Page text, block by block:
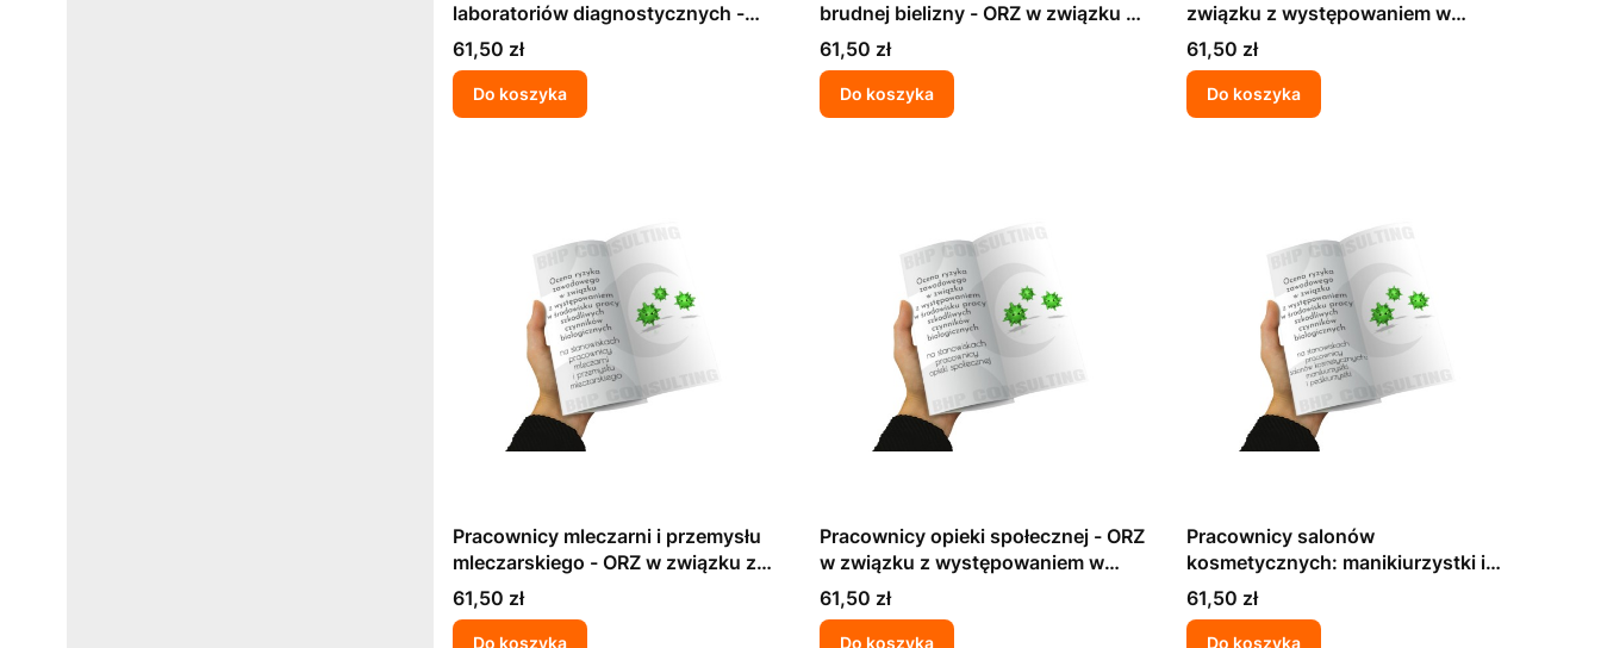
laboratoriów diagnostycznych -
ORZ w związku z występowaniem w
środowisku pracy szkodliwych
czynników biologicznych
Cena
61,50 zł
Do koszyka
brudnej bielizny - ORZ w związku z
występowaniem w środowisku
pracy szkodliwych czynników
biologicznych
Cena
61,50 zł
Do koszyka
związku z występowaniem w
środowisku pracy szkodliwych
czynników biologicznych
Cena
61,50 zł
Do koszyka
Pracownicy mleczarni i przemysłu
mleczarskiego - ORZ w związku z
występowaniem w środowisku
pracy szkodliwych czynników
biologicznych
Cena
61,50 zł
Do koszyka
Pracownicy opieki społecznej - ORZ
w związku z występowaniem w
środowisku pracy szkodliwych
czynników biologicznych
Cena
61,50 zł
Do koszyka
Pracownicy salonów
kosmetycznych: manikiurzystki i
pedikiurzystki - ORZ w związku z
występowaniem w środowisku
pracy szkodliwych czynników
Cena
61,50 zł
Do koszyka